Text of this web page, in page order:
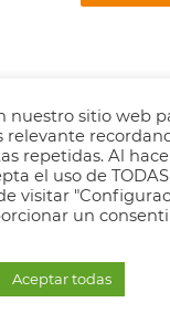
es Ritmica-
Privacidad
nuestro sitio web
relevante
repetidas. Al
el uso de
visitar
un
Aceptar todas